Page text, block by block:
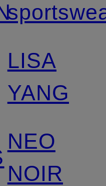
LISA
YANG
NEO
NOIR